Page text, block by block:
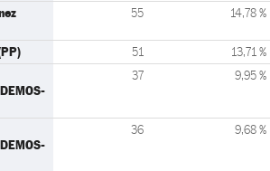
55 14,78 %
51 13,71 %
37 9,95 %
36 9,68 %